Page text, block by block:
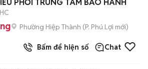
PHỐI TRUNG TÂM BẢO HÀNH
Phường Hiệp Thành (P. Phú Lợi mới)
Bấm để hiện số Chat